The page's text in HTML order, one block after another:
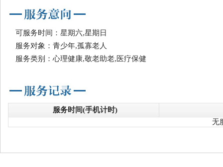
可服务时间：星期六,星期日
服务对象：青少年,孤寡老人
服务类别：心理健康,敬老助老,医疗保健